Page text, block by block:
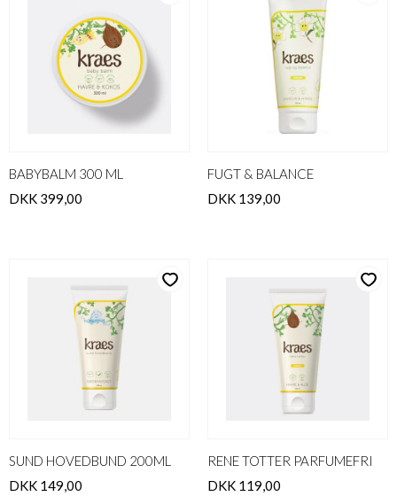
BABYBALM 300 ML
DKK 399,00
FUGT & BALANCE
DKK 139,00
SUND HOVEDBUND 200ML
DKK 149,00
RENE TOTTER PARFUMEFRI
DKK 119,00